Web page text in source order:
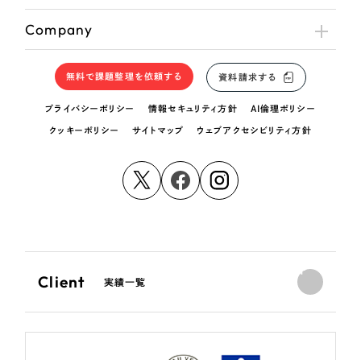
Company
無料で課題整理を依頼する 資料請求する
プライバシーポリシー 情報セキュリティ方針 AI倫理ポリシー
クッキーポリシー サイトマップ ウェブアクセシビリティ方針
Client 実績一覧